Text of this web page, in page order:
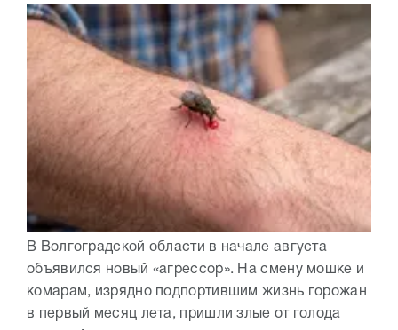
В Волгоградской области в начале августа
объявился новый «агрессор». На смену мошке и
комарам, изрядно подпортившим жизнь горожан
в первый месяц лета, пришли злые от голода